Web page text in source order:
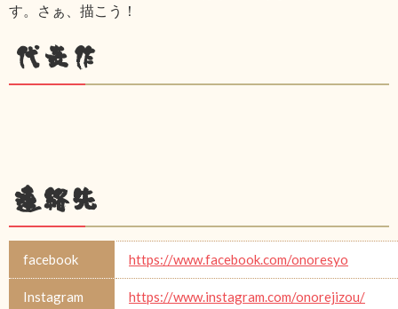
す。さぁ、描こう！
代表作
連絡先
facebook https://www.facebook.com/onoresyo
Instagram https://www.instagram.com/onorejizou/